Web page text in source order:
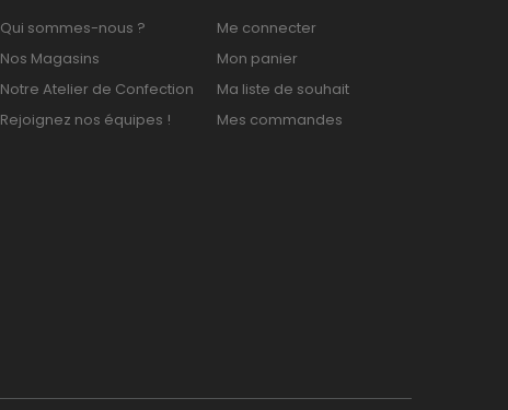
Qui sommes-nous ?
Nos Magasins
Notre Atelier de Confection
Rejoignez nos équipes !
Me connecter
Mon panier
Ma liste de souhait
Mes commandes